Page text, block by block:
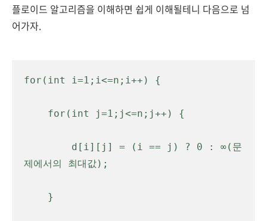
플로이드 알고리즘을 이해하면 쉽게 이해될테니 다음으로 넘
어가자.
for(int i=1;i<=n;i++) {
제에서의
최대값) ;